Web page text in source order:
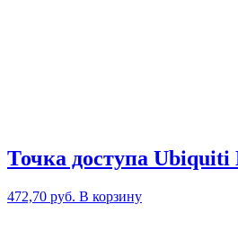
Точка доступа Ubiquiti
472,70 руб. В корзину